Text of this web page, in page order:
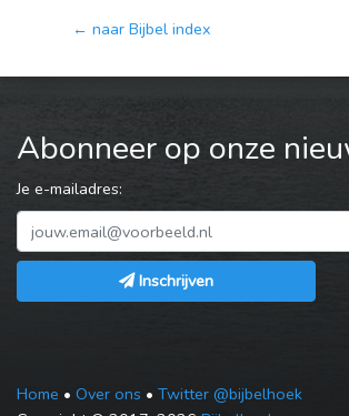
← naar Bijbel index
Abonneer op onze
Je e-mailadres:
Inschrijven
Home • Over ons • Twitter @bijbelhoek